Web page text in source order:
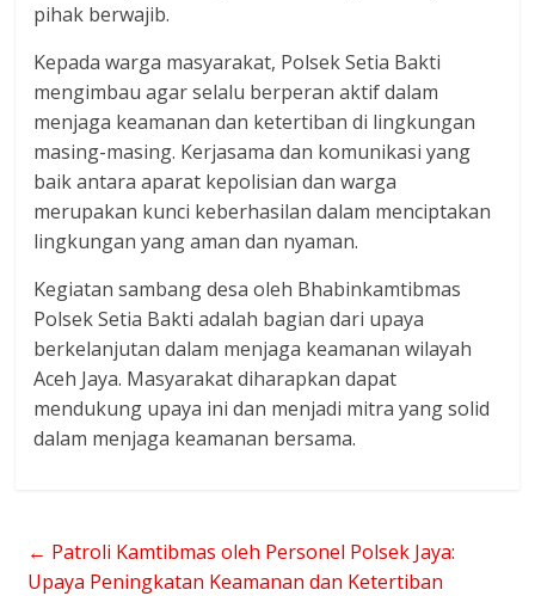
pihak berwajib.
Kepada warga masyarakat, Polsek Setia Bakti
mengimbau agar selalu berperan aktif dalam
menjaga keamanan dan ketertiban di lingkungan
masing-masing. Kerjasama dan komunikasi yang
baik antara aparat kepolisian dan warga
merupakan kunci keberhasilan dalam menciptakan
lingkungan yang aman dan nyaman.
Kegiatan sambang desa oleh Bhabinkamtibmas
Polsek Setia Bakti adalah bagian dari upaya
berkelanjutan dalam menjaga keamanan wilayah
Aceh Jaya. Masyarakat diharapkan dapat
mendukung upaya ini dan menjadi mitra yang solid
dalam menjaga keamanan bersama.
← Patroli Kamtibmas oleh Personel Polsek Jaya:
Upaya Peningkatan Keamanan dan Ketertiban